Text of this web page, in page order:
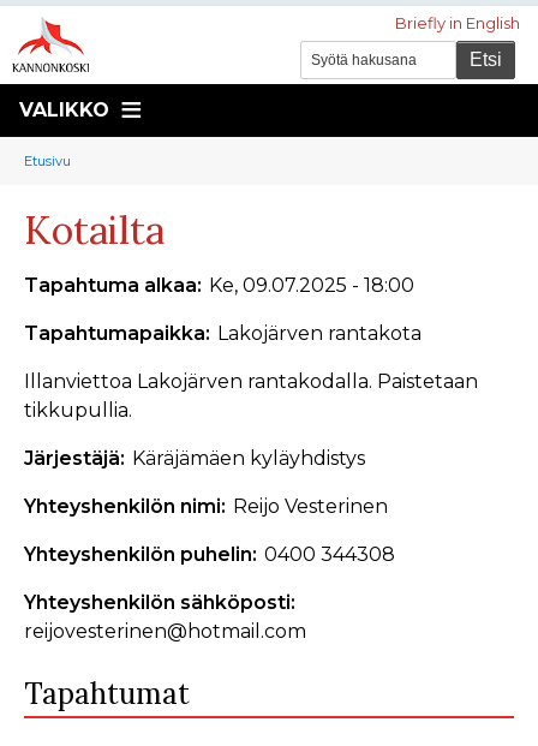
Briefly in English
VALIKKO
Murupolku
You
here:
Etusivu
Kotailta
Tapahtuma alkaa Ke, 09.07.2025 - 18:00
Tapahtumapaikka Lakojärven rantakota
Illanviettoa Lakojärven rantakodalla. Paistetaan
tikkupullia.
Järjestäjä Käräjämäen kyläyhdistys
Yhteyshenkilön nimi Reijo Vesterinen
Yhteyshenkilön puhelin 0400 344308
Yhteyshenkilön sähköposti
reijovesterinen@hotmail.com
Tapahtumat